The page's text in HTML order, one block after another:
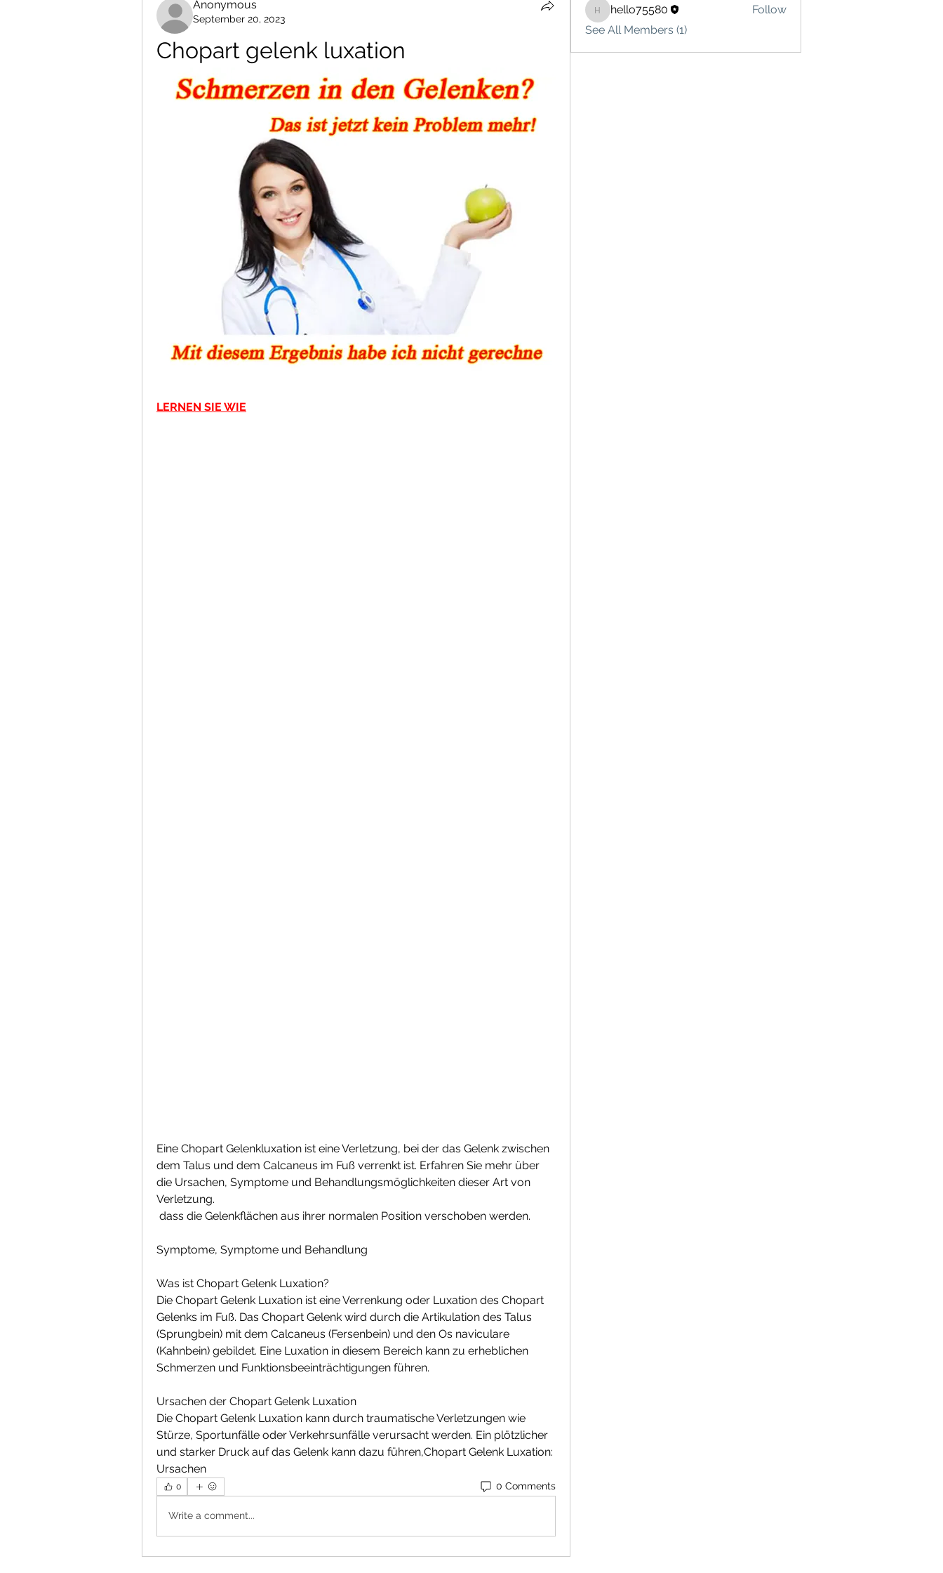
Anonymous
September 20, 2023
Chopart gelenk luxation
LERNEN SIE WIE
Eine Chopart Gelenkluxation ist eine Verletzung, bei der das Gelenk zwischen
dem Talus und dem Calcaneus im Fuß verrenkt ist. Erfahren Sie mehr über
die Ursachen, Symptome und Behandlungsmöglichkeiten dieser Art von
Verletzung.
dass die Gelenkflächen aus ihrer normalen Position verschoben werden.
Symptome, Symptome und Behandlung
Was ist Chopart Gelenk Luxation?
Die Chopart Gelenk Luxation ist eine Verrenkung oder Luxation des Chopart
Gelenks im Fuß. Das Chopart Gelenk wird durch die Artikulation des Talus
(Sprungbein) mit dem Calcaneus (Fersenbein) und den Os naviculare
(Kahnbein) gebildet. Eine Luxation in diesem Bereich kann zu erheblichen
Schmerzen und Funktionsbeeinträchtigungen führen.
Ursachen der Chopart Gelenk Luxation
Die Chopart Gelenk Luxation kann durch traumatische Verletzungen wie
Stürze, Sportunfälle oder Verkehrsunfälle verursacht werden. Ein plötzlicher
und starker Druck auf das Gelenk kann dazu führen,Chopart Gelenk Luxation:
Ursachen
0 0 Comments
Write a comment...
hello75580
hello75580
Follow
See All Members (1)